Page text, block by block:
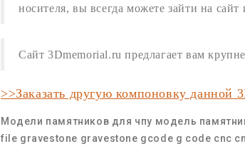
носителя, вы всегда можете зайти на сайт
Сайт 3Dmemorial.ru предлагает вам
>>Заказать другую компоновку данной
Модели памятников для чпу модель
file gravestone gravestone gcode g code cnc